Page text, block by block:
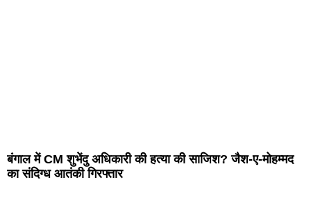
बंगाल में CM शुभेंदु अधिकारी की हत्या की साजिश? जैश-ए-मोहम्मद
का संदिग्ध आतंकी गिरफ्तार